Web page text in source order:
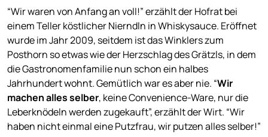
“Wir waren von Anfang an voll!” erzählt der Hofrat bei
einem Teller köstlicher Nierndln in Whiskysauce. Eröffnet
wurde im Jahr 2009, seitdem ist das Winklers zum
Posthorn so etwas wie der Herzschlag des Grätzls, in dem
die Gastronomenfamilie nun schon ein halbes
Jahrhundert wohnt. Gemütlich war es aber nie. “Wir
machen alles selber, keine Convenience-Ware, nur die
Leberknödeln werden zugekauft”, erzählt der Wirt. “Wir
haben nicht einmal eine Putzfrau, wir putzen alles selber!”